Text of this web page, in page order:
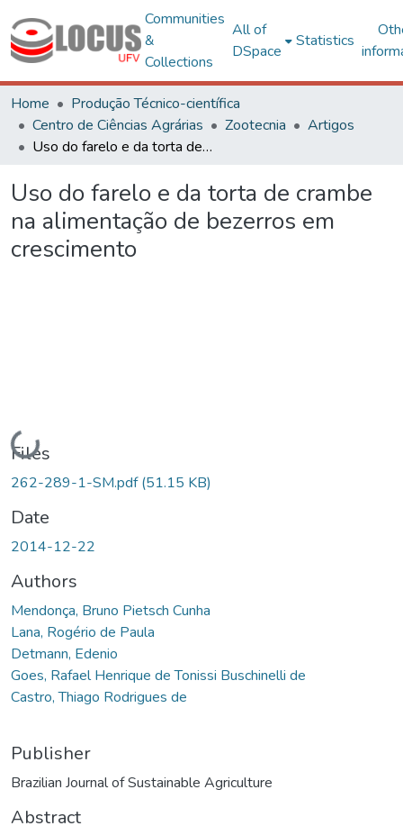
Communities
&
Collections
All of
DSpace
Statistics
Home
Produção Técnico-científica
Centro de Ciências Agrárias
Zootecnia
Artigos
Uso do farelo e da torta de crambe na alimentação de bezerros em crescimento
Uso do farelo e da torta de crambe
na alimentação de bezerros em
crescimento
Loading...
Files
262-289-1-SM.pdf(51.15 KB)
Date
2014-12-22
Authors
Mendonça, Bruno Pietsch Cunha
Lana, Rogério de Paula
Detmann, Edenio
Goes, Rafael Henrique de Tonissi Buschinelli de
Castro, Thiago Rodrigues de
Publisher
Brazilian Journal of Sustainable Agriculture
Abstract